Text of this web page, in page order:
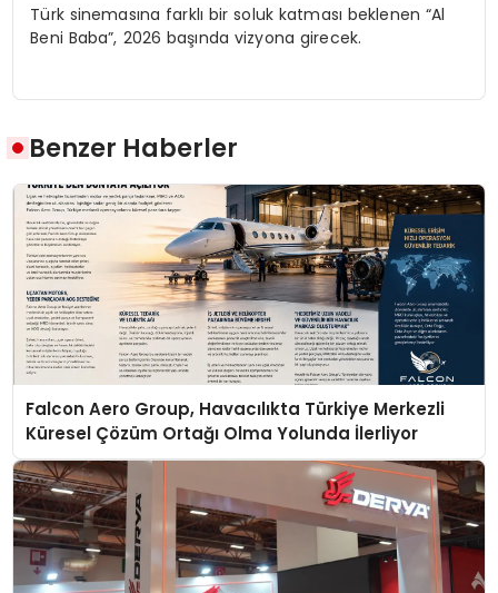
Türk sinemasına farklı bir soluk katması beklenen “Al
Beni Baba”, 2026 başında vizyona girecek.
Benzer Haberler
Falcon Aero Group, Havacılıkta Türkiye Merkezli
Küresel Çözüm Ortağı Olma Yolunda İlerliyor